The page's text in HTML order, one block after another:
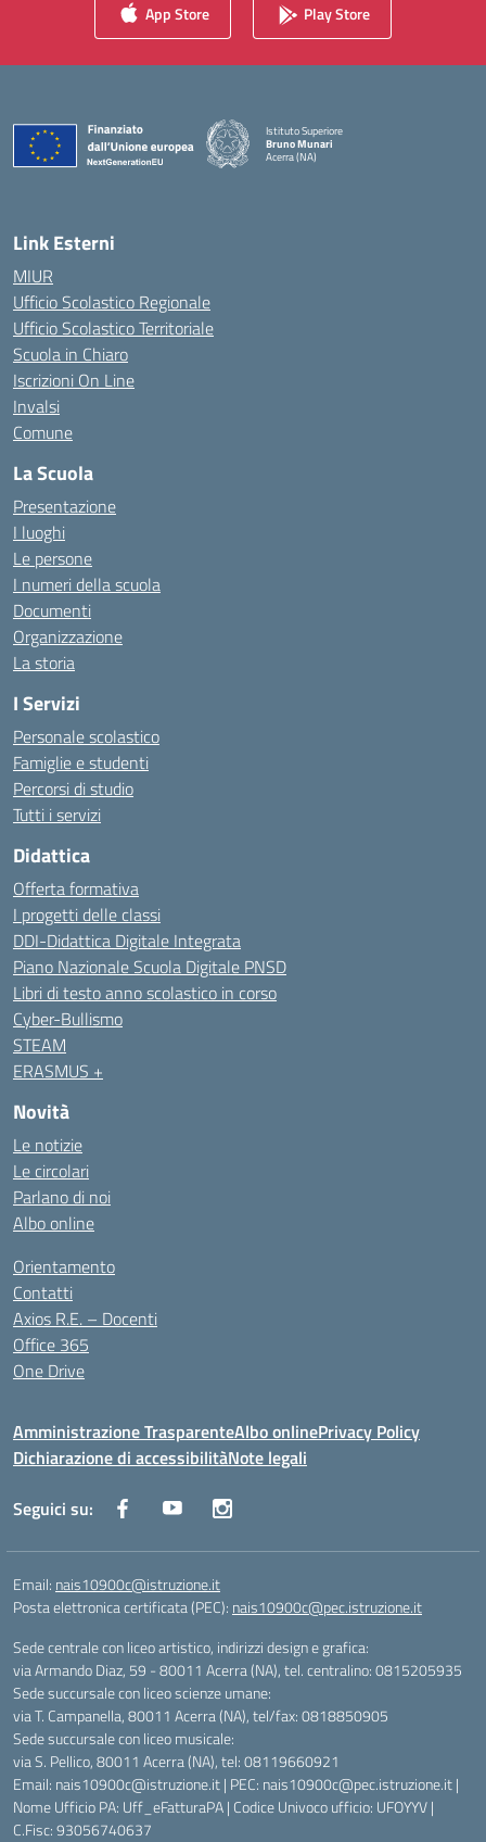
App Store Play Store
Istituto Superiore
Bruno Munari
Acerra (NA)
Link Esterni
MIUR
Ufficio Scolastico Regionale
Ufficio Scolastico Territoriale
Scuola in Chiaro
Iscrizioni On Line
Invalsi
Comune
La Scuola
Presentazione
I luoghi
Le persone
I numeri della scuola
Documenti
Organizzazione
La storia
I Servizi
Personale scolastico
Famiglie e studenti
Percorsi di studio
Tutti i servizi
Didattica
Offerta formativa
I progetti delle classi
DDI-Didattica Digitale Integrata
Piano Nazionale Scuola Digitale PNSD
Libri di testo anno scolastico in corso
Cyber-Bullismo
STEAM
ERASMUS +
Novità
Le notizie
Le circolari
Parlano di noi
Albo online
Orientamento
Contatti
Axios R.E. – Docenti
Office 365
One Drive
Amministrazione TrasparenteAlbo onlinePrivacy Policy
Dichiarazione di accessibilitàNote legali
Seguici su:
Email: nais10900c@istruzione.it
Posta elettronica certificata (PEC): nais10900c@pec.istruzione.it
Sede centrale con liceo artistico, indirizzi design e grafica:
via Armando Diaz, 59 - 80011 Acerra (NA), tel. centralino: 0815205935
Sede succursale con liceo scienze umane:
via T. Campanella, 80011 Acerra (NA), tel/fax: 0818850905
Sede succursale con liceo musicale:
via S. Pellico, 80011 Acerra (NA), tel: 08119660921
Email: nais10900c@istruzione.it | PEC: nais10900c@pec.istruzione.it |
Nome Ufficio PA: Uff_eFatturaPA | Codice Univoco ufficio: UFOYYV |
C.Fisc: 93056740637